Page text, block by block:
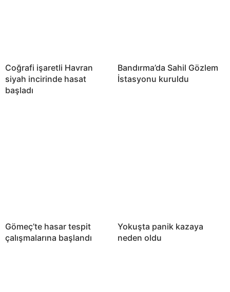
Coğrafi işaretli Havran
siyah incirinde hasat
başladı
Bandırma’da Sahil Gözlem
İstasyonu kuruldu
Gömeç’te hasar tespit
çalışmalarına başlandı
Yokuşta panik kazaya
neden oldu